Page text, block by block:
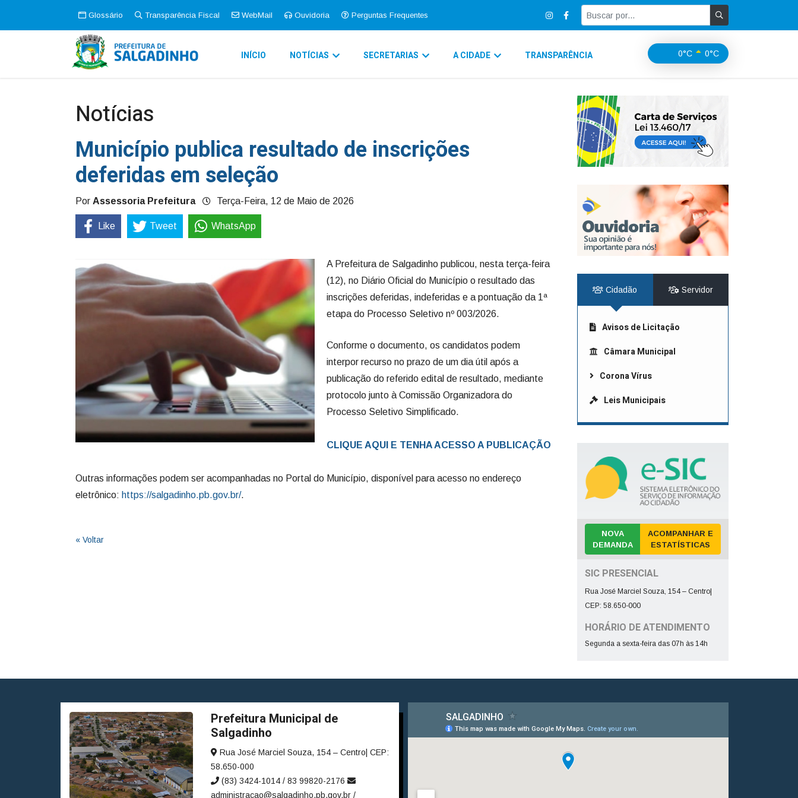
Glossário Transparência Fiscal WebMail Ouvidoria Perguntas Frequentes
0°C 0°C
INÍCIO NOTÍCIAS SECRETARIAS A CIDADE TRANSPARÊNCIA
Notícias
Município publica resultado de inscrições
deferidas em seleção
Por Assessoria Prefeitura Terça-Feira, 12 de Maio de 2026
Like Tweet WhatsApp
A Prefeitura de Salgadinho publicou, nesta terça-feira
(12), no Diário Oficial do Município o resultado das
inscrições deferidas, indeferidas e a pontuação da 1ª
etapa do Processo Seletivo nº 003/2026.
Conforme o documento, os candidatos podem
interpor recurso no prazo de um dia útil após a
publicação do referido edital de resultado, mediante
protocolo junto à Comissão Organizadora do
Processo Seletivo Simplificado.
CLIQUE AQUI E TENHA ACESSO A PUBLICAÇÃO
Outras informações podem ser acompanhadas no Portal do Município, disponível para acesso no endereço
eletrônico: https://salgadinho.pb.gov.br/.
« Voltar
Cidadão Servidor
Avisos de Licitação
Câmara Municipal
Corona Vírus
Leis Municipais
NOVA
DEMANDA
ACOMPANHAR E
ESTATÍSTICAS
SIC PRESENCIAL
Rua José Marciel Souza, 154 – Centro|
CEP: 58.650-000
HORÁRIO DE ATENDIMENTO
Segunda a sexta-feira das 07h às 14h
Prefeitura Municipal de
Salgadinho
Rua José Marciel Souza, 154 – Centro| CEP:
58.650-000
(83) 3424-1014 / 83 99820-2176
administracao@salgadinho.pb.gov.br /